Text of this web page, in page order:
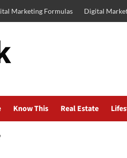
Marketing Formulas Digital
Know This Real Estate